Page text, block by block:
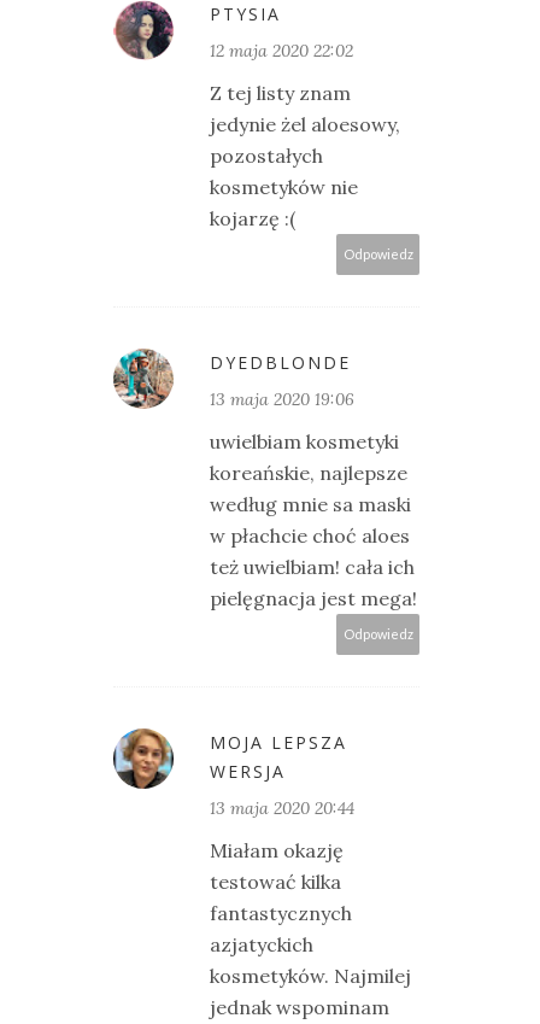
PTYSIA
12 maja 2020 22:02
Z tej listy znam
jedynie żel aloesowy,
pozostałych
kosmetyków nie
kojarzę :(
Odpowiedz
DYEDBLONDE
13 maja 2020 19:06
uwielbiam kosmetyki
koreańskie, najlepsze
według mnie sa maski
w płachcie choć aloes
też uwielbiam! cała ich
pielęgnacja jest mega!
Odpowiedz
MOJA LEPSZA
WERSJA
13 maja 2020 20:44
Miałam okazję
testować kilka
fantastycznych
azjatyckich
kosmetyków. Najmilej
jednak wspominam